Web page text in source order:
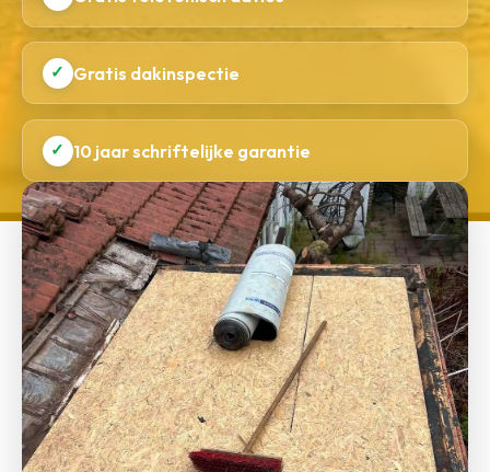
✓ Gratis dakinspectie
✓ 10 jaar schriftelijke garantie